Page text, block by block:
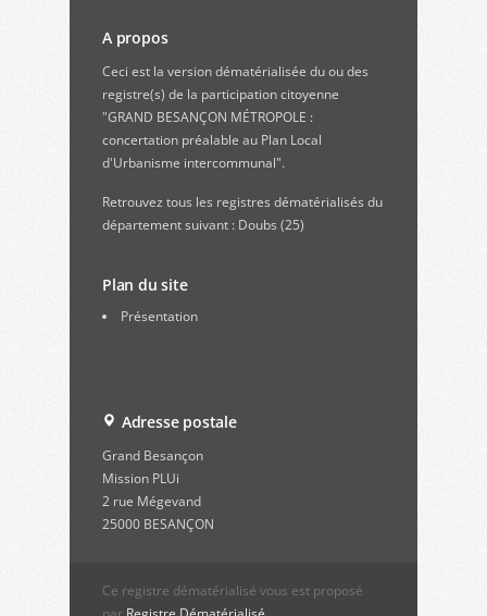
A propos
Ceci est la version dématérialisée du ou des
registre(s) de la participation citoyenne
"GRAND BESANÇON MÉTROPOLE :
concertation préalable au Plan Local
d'Urbanisme intercommunal".
Retrouvez tous les registres dématérialisés du
département suivant : Doubs (25)
Plan du site
Présentation
Adresse postale
Grand Besançon
Mission PLUi
2 rue Mégevand
25000 BESANÇON
Ce registre dématérialisé vous est proposé